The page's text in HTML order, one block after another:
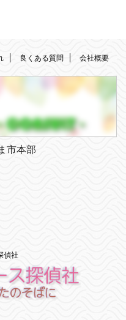
良くある質問 会社概要
市本部
偵社